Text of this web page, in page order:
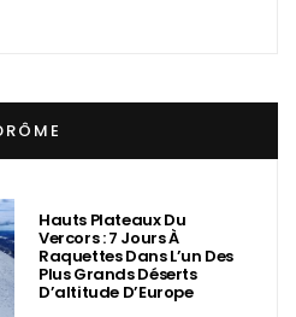
Hauts Plateaux Du
Vercors : 7 Jours À
Raquettes Dans L’un Des
Plus Grands Déserts
D’altitude D’Europe